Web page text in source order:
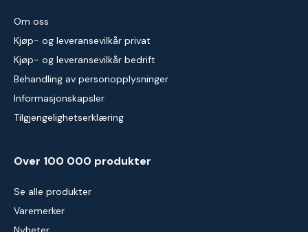
Om oss
Kjøp- og leveransevilkår privat
Kjøp- og leveransevilkår bedrift
Behandling av personopplysninger
Informasjonskapsler
Tilgjengelighetserklæring
Over 100 000 produkter
Se alle produkter
Varemerker